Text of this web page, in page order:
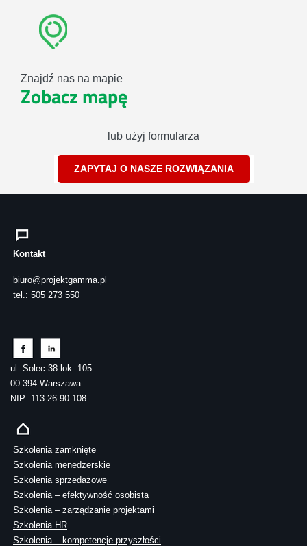
Znajdź nas na mapie
Zobacz mapę
lub użyj formularza
ZAPYTAJ O NASZE ROZWIĄZANIA
Kontakt
biuro@projektgamma.pl
tel.: 505 273 550
ul. Solec 38 lok. 105
00-394 Warszawa
NIP: 113-26-90-108
Szkolenia zamknięte
Szkolenia menedżerskie
Szkolenia sprzedażowe
Szkolenia – efektywność osobista
Szkolenia – zarządzanie projektami
Szkolenia HR
Szkolenia – kompetencje przyszłości